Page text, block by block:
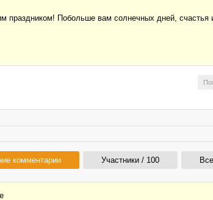
праздником! Побольше вам солнечных дней, счастья
комментарии Участники / 100